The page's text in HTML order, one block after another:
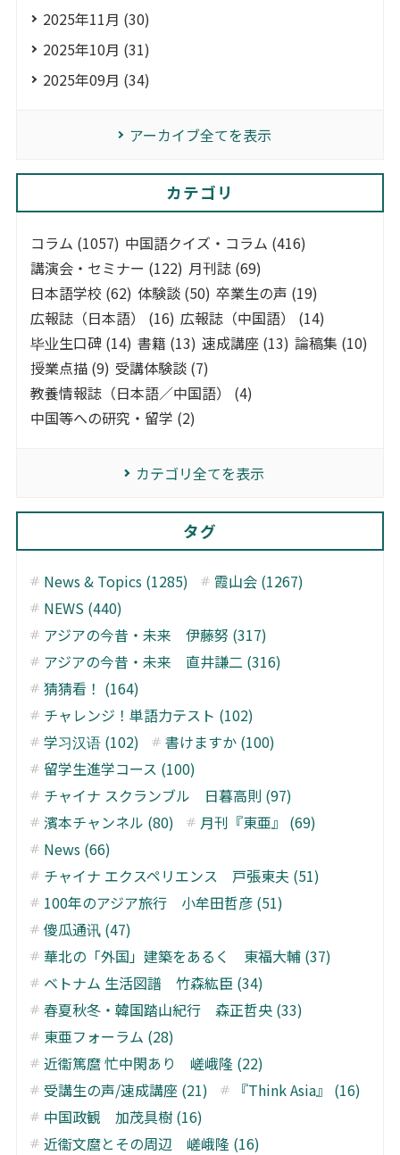
2025年11月 (30)
2025年10月 (31)
2025年09月 (34)
アーカイブ全てを表示
カテゴリ
コラム (1057) 中国語クイズ・コラム (416)
講演会・セミナー (122) 月刊誌 (69)
日本語学校 (62) 体験談 (50) 卒業生の声 (19)
広報誌（日本語） (16) 広報誌（中国語） (14)
毕业生口碑 (14) 書籍 (13) 速成講座 (13) 論稿集 (10)
授業点描 (9) 受講体験談 (7)
教養情報誌（日本語／中国語） (4)
中国等への研究・留学 (2)
カテゴリ全てを表示
タグ
News & Topics (1285)
霞山会 (1267)
NEWS (440)
アジアの今昔・未来 伊藤努 (317)
アジアの今昔・未来 直井謙二 (316)
猜猜看！ (164)
チャレンジ！単語力テスト (102)
学习汉语 (102)
書けますか (100)
留学生進学コース (100)
チャイナ スクランブル 日暮高則 (97)
濱本チャンネル (80)
月刊『東亜』 (69)
News (66)
チャイナ エクスペリエンス 戸張東夫 (51)
100年のアジア旅行 小牟田哲彦 (51)
傻瓜通讯 (47)
華北の「外国」建築をあるく 東福大輔 (37)
ベトナム 生活図譜 竹森紘臣 (34)
春夏秋冬・韓国踏山紀行 森正哲央 (33)
東亜フォーラム (28)
近衞篤麿 忙中閑あり 嵯峨隆 (22)
受講生の声/速成講座 (21)
『Think Asia』 (16)
中国政観 加茂具樹 (16)
近衞文麿とその周辺 嵯峨隆 (16)